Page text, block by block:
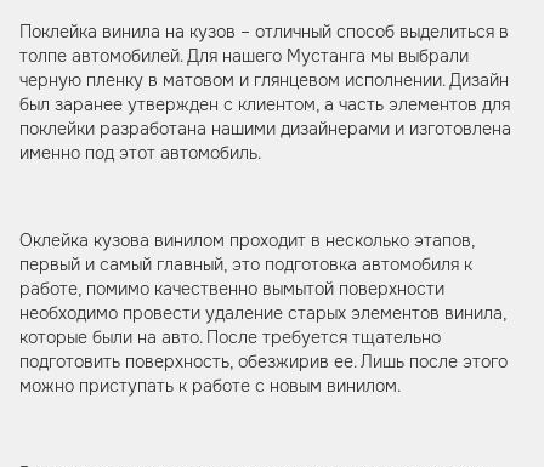
Поклейка винила на кузов – отличный способ выделиться в
толпе автомобилей. Для нашего Мустанга мы выбрали
черную пленку в матовом и глянцевом исполнении. Дизайн
был заранее утвержден с клиентом, а часть элементов для
поклейки разработана нашими дизайнерами и изготовлена
именно под этот автомобиль.
Оклейка кузова винилом проходит в несколько этапов,
первый и самый главный, это подготовка автомобиля к
работе, помимо качественно вымытой поверхности
необходимо провести удаление старых элементов винила,
которые были на авто. После требуется тщательно
подготовить поверхность, обезжирив ее. Лишь после этого
можно приступать к работе с новым винилом.